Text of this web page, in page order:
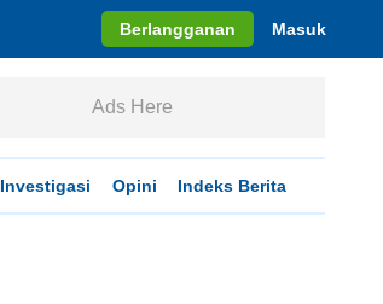
Berlangganan Masuk
Ads Here
Investigasi Opini Indeks Berita